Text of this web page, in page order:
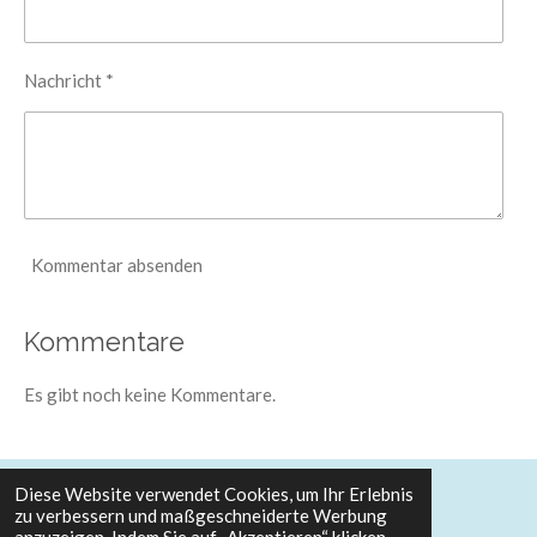
Diese Website verwendet Cookies, um Ihr Erlebnis
zu verbessern und maßgeschneiderte Werbung
Nachricht *
Kommentar absenden
Kommentare
Es gibt noch keine Kommentare.
© 2025 TheatertotalbesteuertImpressum